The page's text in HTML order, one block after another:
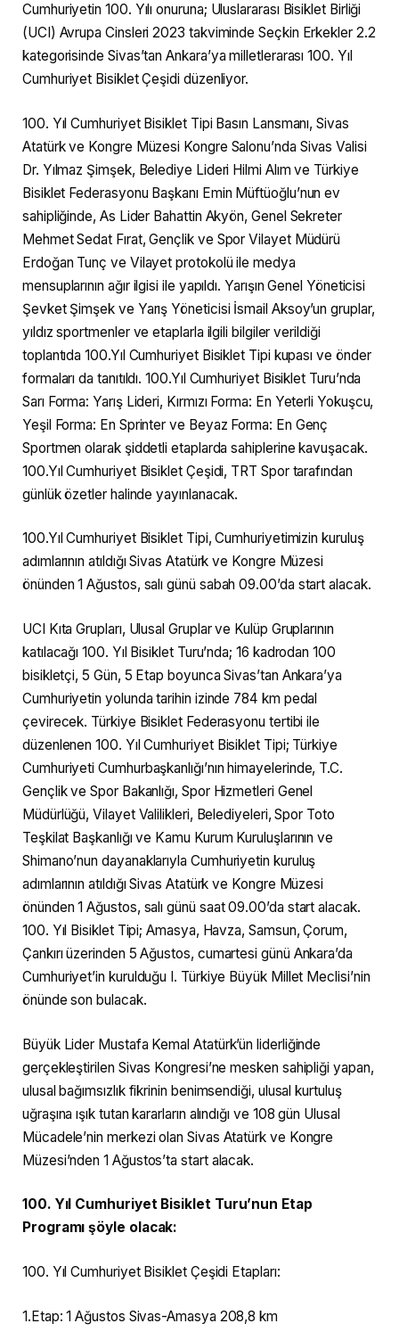
Cumhuriyetin 100. Yılı onuruna; Uluslararası Bisiklet Birliği
(UCI) Avrupa Cinsleri 2023 takviminde Seçkin Erkekler 2.2
kategorisinde Sivas’tan Ankara’ya milletlerarası 100. Yıl
Cumhuriyet Bisiklet Çeşidi düzenliyor.
100. Yıl Cumhuriyet Bisiklet Tipi Basın Lansmanı, Sivas
Atatürk ve Kongre Müzesi Kongre Salonu’nda Sivas Valisi
Dr. Yılmaz Şimşek, Belediye Lideri Hilmi Alım ve Türkiye
Bisiklet Federasyonu Başkanı Emin Müftüoğlu’nun ev
sahipliğinde, As Lider Bahattin Akyön, Genel Sekreter
Mehmet Sedat Fırat, Gençlik ve Spor Vilayet Müdürü
Erdoğan Tunç ve Vilayet protokolü ile medya
mensuplarının ağır ilgisi ile yapıldı. Yarışın Genel Yöneticisi
Şevket Şimşek ve Yarış Yöneticisi İsmail Aksoy’un gruplar,
yıldız sportmenler ve etaplarla ilgili bilgiler verildiği
toplantıda 100.Yıl Cumhuriyet Bisiklet Tipi kupası ve önder
formaları da tanıtıldı. 100.Yıl Cumhuriyet Bisiklet Turu’nda
Sarı Forma: Yarış Lideri, Kırmızı Forma: En Yeterli Yokuşcu,
Yeşil Forma: En Sprinter ve Beyaz Forma: En Genç
Sportmen olarak şiddetli etaplarda sahiplerine kavuşacak.
100.Yıl Cumhuriyet Bisiklet Çeşidi, TRT Spor tarafından
günlük özetler halinde yayınlanacak.
100.Yıl Cumhuriyet Bisiklet Tipi, Cumhuriyetimizin kuruluş
adımlarının atıldığı Sivas Atatürk ve Kongre Müzesi
önünden 1 Ağustos, salı günü sabah 09.00’da start alacak.
UCI Kıta Grupları, Ulusal Gruplar ve Kulüp Gruplarının
katılacağı 100. Yıl Bisiklet Turu’nda; 16 kadrodan 100
bisikletçi, 5 Gün, 5 Etap boyunca Sivas’tan Ankara’ya
Cumhuriyetin yolunda tarihin izinde 784 km pedal
çevirecek. Türkiye Bisiklet Federasyonu tertibi ile
düzenlenen 100. Yıl Cumhuriyet Bisiklet Tipi; Türkiye
Cumhuriyeti Cumhurbaşkanlığı’nın himayelerinde, T.C.
Gençlik ve Spor Bakanlığı, Spor Hizmetleri Genel
Müdürlüğü, Vilayet Valilikleri, Belediyeleri, Spor Toto
Teşkilat Başkanlığı ve Kamu Kurum Kuruluşlarının ve
Shimano’nun dayanaklarıyla Cumhuriyetin kuruluş
adımlarının atıldığı Sivas Atatürk ve Kongre Müzesi
önünden 1 Ağustos, salı günü saat 09.00’da start alacak.
100. Yıl Bisiklet Tipi; Amasya, Havza, Samsun, Çorum,
Çankırı üzerinden 5 Ağustos, cumartesi günü Ankara’da
Cumhuriyet’in kurulduğu I. Türkiye Büyük Millet Meclisi’nin
önünde son bulacak.
Büyük Lider Mustafa Kemal Atatürk’ün liderliğinde
gerçekleştirilen Sivas Kongresi’ne mesken sahipliği yapan,
ulusal bağımsızlık fikrinin benimsendiği, ulusal kurtuluş
uğraşına ışık tutan kararların alındığı ve 108 gün Ulusal
Mücadele’nin merkezi olan Sivas Atatürk ve Kongre
Müzesi’nden 1 Ağustos’ta start alacak.
100. Yıl Cumhuriyet Bisiklet Turu’nun Etap
Programı şöyle olacak:
100. Yıl Cumhuriyet Bisiklet Çeşidi Etapları:
1.Etap: 1 Ağustos Sivas-Amasya 208,8 km